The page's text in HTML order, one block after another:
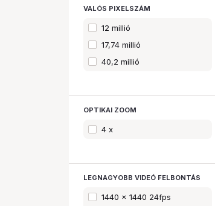
VALÓS PIXELSZÁM
12 millió
17,74 millió
40,2 millió
OPTIKAI ZOOM
4 x
LEGNAGYOBB VIDEÓ FELBONTÁS
1440 x 1440 24fps